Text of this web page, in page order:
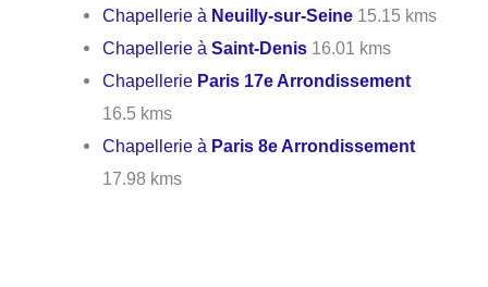
Chapellerie à Neuilly-sur-Seine 15.15 kms
Chapellerie àSaint-Denis 16.01 kms
Chapellerie Paris 17e Arrondissement
16.5 kms
Chapellerie à Paris 8e Arrondissement
17.98 kms